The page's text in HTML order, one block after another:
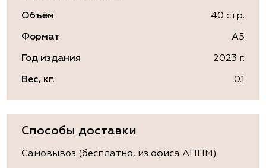
Объём 40 стр.
Формат А5
Год издания 2023 г.
Вес, кг. 0.1
Способы доставки
Самовывоз (бесплатно, из офиса АППМ)